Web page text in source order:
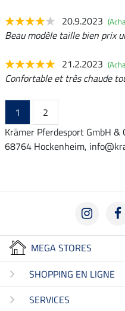
20.9.2023
Beau modèle taille bien prix
21.2.2023
Confortable et très chaude
1
2
Krämer Pferdesport GmbH &
68764 Hockenheim,
MEGA STORES
SHOPPING EN LIGNE
SERVICES